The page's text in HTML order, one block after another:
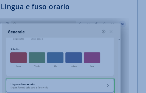
Lingua e fuso orario